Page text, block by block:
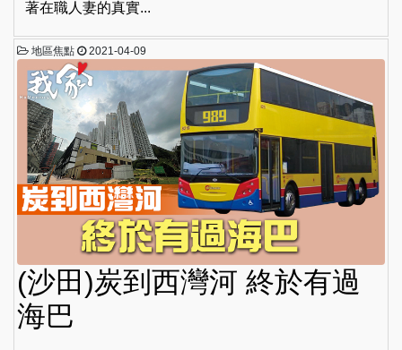
著在職人妻的真實...
地區焦點 2021-04-09
(沙田)炭到西灣河 終於有過
海巴